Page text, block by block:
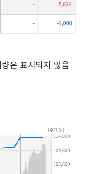
은 표시되지 않음